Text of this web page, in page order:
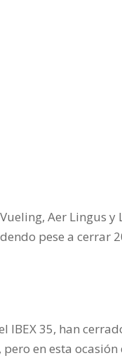
Aer Lingus y
pese a cerrar
35, han
en esta